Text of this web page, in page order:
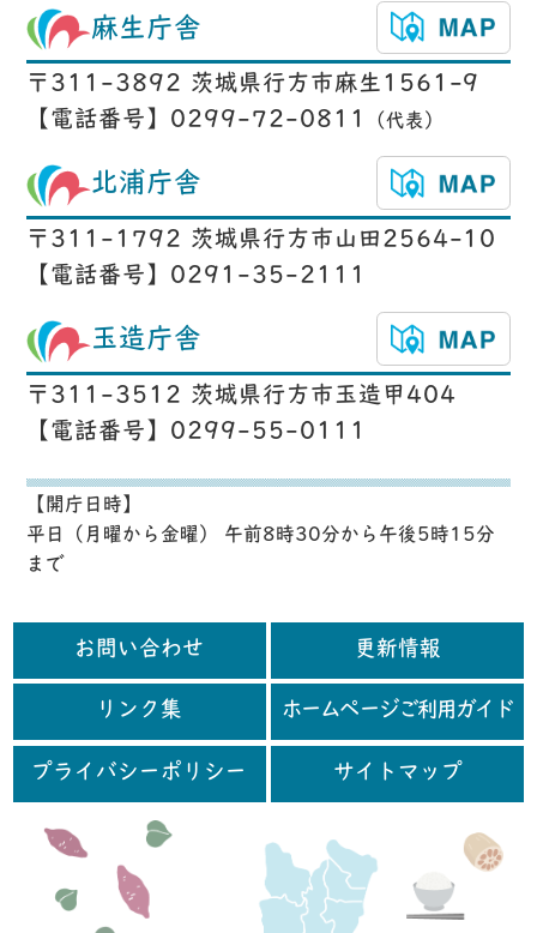
麻生庁舎
〒311-3892 茨城県行方市麻生1561-9
【電話番号】0299-72-0811
（代表）
北浦庁舎
〒311-1792 茨城県行方市山田2564-10
【電話番号】0291-35-2111
玉造庁舎
〒311-3512 茨城県行方市玉造甲404
【電話番号】0299-55-0111
【開庁日時】
平日（月曜から金曜） 午前8時30分から午後5時15分
まで
お問い合わせ 更新情報
リンク集 ホームページご利用ガイド
プライバシーポリシー サイトマップ